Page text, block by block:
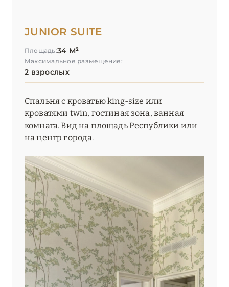
JUNIOR SUITE
Площадь:34 М²
Максимальное размещение:
2 взрослых
Спальня с кроватью king-size или
кроватями twin, гостиная зона, ванная
комната. Вид на площадь Республики или
на центр города.